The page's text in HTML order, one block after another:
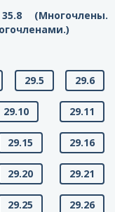
(Многочлены.
29.5 29.6
29.10 29.11
29.15 29.16
29.20 29.21
29.25 29.26